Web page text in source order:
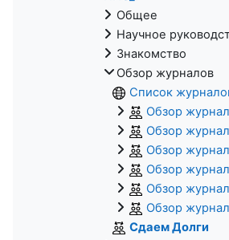
Общее
Научное
Знакомство
Обзор журналов
Список
Обзор
Обзор
Обзор
Обзор
Обзор
Обзор
Сдаем Долги